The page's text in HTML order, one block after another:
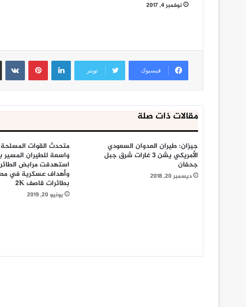
نوفمبر 4, 2017
فيسبوك تويتر
لينكدإن
مقالات ذات صلة
جيزان: طيران العدوان السعودي
الأمريكي يشن 3 غارات شرق جبل
جحفان
ديسمبر 20, 2018
متحدث القوات
واسعة للطيران
استهدفت مرابض
وأهداف عسكرية في
بطائرات قاصف 2K
يونيو 20, 2019